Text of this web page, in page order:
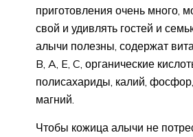
приготовления очень много,
свой и удивлять гостей и
алычи полезны, содержат
B, A, E, C, органические
полисахариды, калий,
магний.
Чтобы кожица алычи не